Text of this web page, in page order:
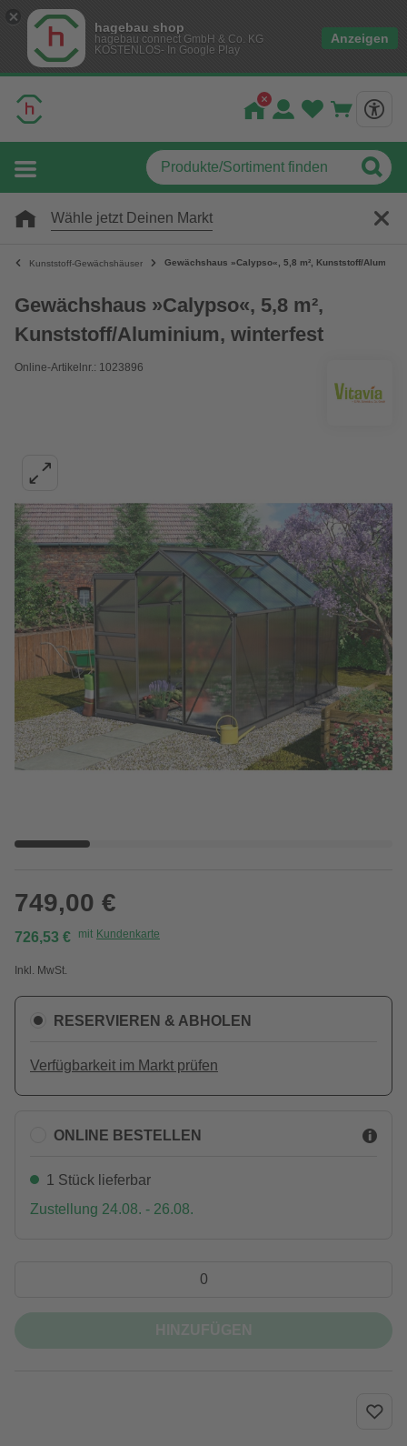
hagebau shop
hagebau connect GmbH & Co. KG
KOSTENLOS- In Google Play
Anzeigen
Wähle jetzt Deinen Markt
Kunststoff-Gewächshäuser Gewächshaus »Calypso«, 5,8 m², Kunststoff/
Gewächshaus »Calypso«, 5,8 m²,
Kunststoff/Aluminium, winterfest
Online-Artikelnr.: 1023896
749,00 €
726,53 € mit Kundenkarte
Inkl. MwSt.
RESERVIEREN & ABHOLEN
Verfügbarkeit im Markt prüfen
ONLINE BESTELLEN
1 Stück lieferbar
Zustellung 24.08. - 26.08.